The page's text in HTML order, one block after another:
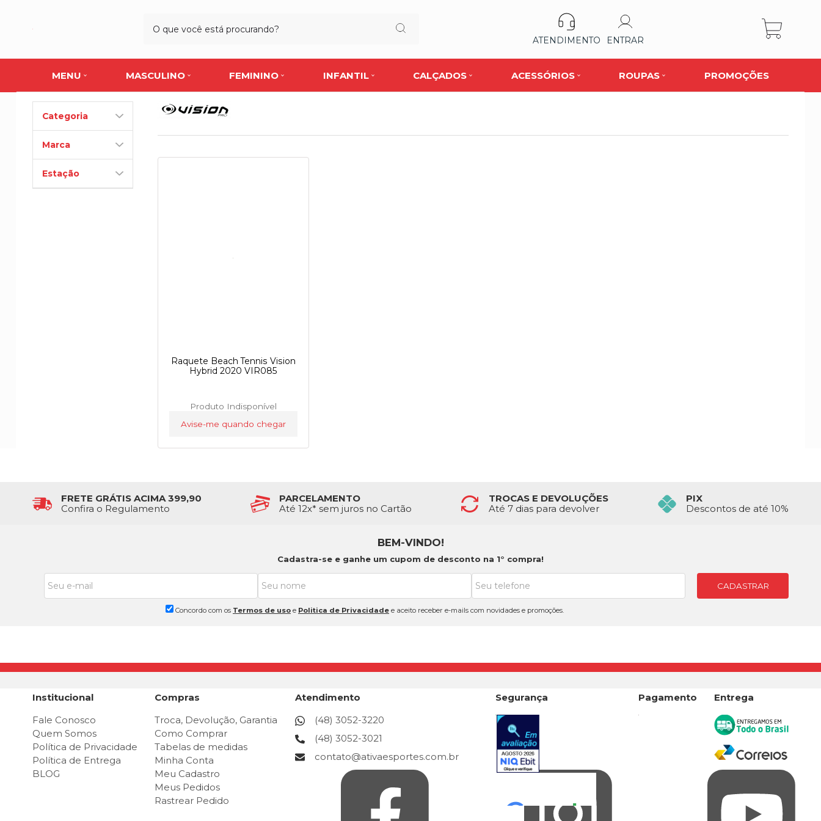
ATENDIMENTO ENTRAR
MENU MASCULINO FEMININO INFANTIL CALÇADOS ACESSÓRIOS ROUPAS PROMOÇÕES
Categoria
Marca
Estação
Raquete Beach Tennis Vision
Hybrid 2020 VIR085
Produto Indisponível
Avise-me quando chegar
FRETE GRÁTIS ACIMA 399,90
Confira o Regulamento
PARCELAMENTO
Até 12x* sem juros no Cartão
TROCAS E DEVOLUÇÕES
Até 7 dias para devolver
PIX
Descontos de até 10%
BEM-VINDO!
Cadastra-se e ganhe um cupom de desconto na 1° compra!
Concordo com os Termos de uso e Politica de Privacidade e aceito receber e-mails com novidades e promoções.
CADASTRAR
Institucional
Fale Conosco
Quem Somos
Política de Privacidade
Política de Entrega
BLOG
Compras
Troca, Devolução, Garantia
Como Comprar
Tabelas de medidas
Minha Conta
Meu Cadastro
Meus Pedidos
Rastrear Pedido
Atendimento
(48) 3052-3220
(48) 3052-3021
contato@ativaesportes.com.br
Segurança Pagamento Entrega